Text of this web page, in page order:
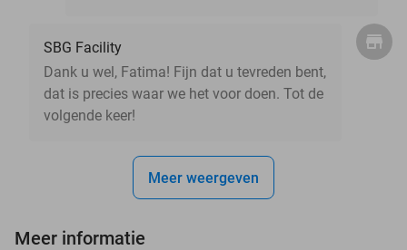
SBG Facility
Dank u wel, Fatima! Fijn dat u tevreden bent,
dat is precies waar we het voor doen. Tot de
volgende keer!
Meer weergeven
Meer informatie